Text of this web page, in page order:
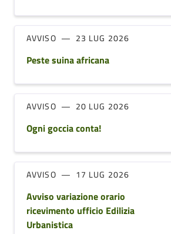
AVVISO 23 LUG 2026
Peste suina africana
AVVISO 20 LUG 2026
Ogni goccia conta!
AVVISO 17 LUG 2026
Avviso variazione orario
ricevimento ufficio Edilizia
Urbanistica